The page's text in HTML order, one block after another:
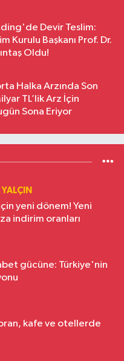
Devir Teslim:
Kurulu Başkanı Prof. Dr.
Oldu!
Halka Arzında Son
TL’lik Arz İçin
Sona Eriyor
yeni dönem! Yeni
indirim oranları
gücüne: Türkiye'nin
kafe ve otellerde